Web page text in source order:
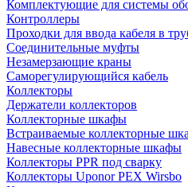
Комплектующие для системы
Контроллеры
Проходки для ввода кабеля в
Соединительные муфты
Незамерзающие краны
Саморегулирующийся кабель
Коллекторы
Держатели коллекторов
Коллекторные шкафы
Встраиваемые коллекторные
Навесные коллекторные шкафы
Коллекторы PPR под сварку
Коллекторы Uponor PEX Wirsbo